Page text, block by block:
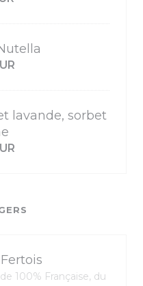
lavande, sorbet
100% Française, du